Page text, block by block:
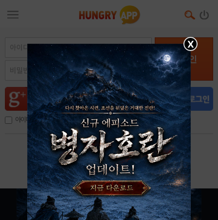
로그인
아이디, 이메일 저장
아이디 / 비밀번호 찾기 회원가입
X